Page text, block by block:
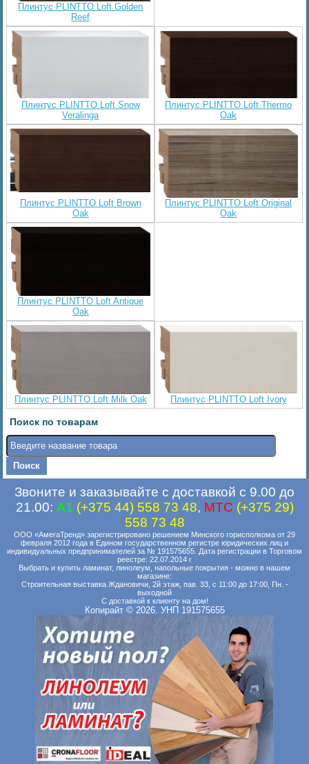
Плинтус PLINTTO Loft Golden
Reef
Плинтус PLINTTO Loft Snow
Veralinga
Плинтус PLINTTO Loft Thermo
Oak
Плинтус PLINTTO Loft Brown
Oak
Плинтус PLINTTO Loft Original
Oak
Плинтус PLINTTO Loft Antique
Oak
Плинтус PLINTTO Loft Milk Oak Плинтус PLINTTO Loft Ivory
Поиск по товарам
Звоните и заказывайте с доставкой с 9.00 до
21.00: A1 (+375 44) 558 73 48, MTC (+375 29)
558 73 48
ООО «АмегаТренд» зарегистрировано решением Минского горисполкома от 29
февраля 2012 года в Едином государственном регистре юридических лиц и
индивидуальных предпринимателей за № 191575655. Дата регистрации в Торговом
реестре: 22.07.2014 г
Выбрать и купить ламинат, линолеум, напольные покрытия - можно в нашем
магазине:
Строительная выставка Ждановичи, 2й этаж, пав. 33, с 11:00 до 17:00, Пн. -
выходной
С доставкой к клиенту на дом!
Копирайт © 2026. УНП 191575655